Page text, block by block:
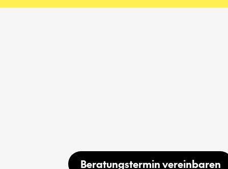
Beratungstermin vereinbaren